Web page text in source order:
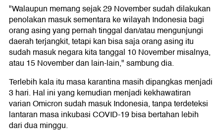
"Walaupun memang sejak 29 November sudah dilakukan
penolakan masuk sementara ke wilayah Indonesia bagi
orang asing yang pernah tinggal dan/atau mengunjungi
daerah terjangkit, tetapi kan bisa saja orang asing itu
sudah masuk negara kita tanggal 10 November misalnya,
atau 15 November dan lain-lain," sambung dia.
Terlebih kala itu masa karantina masih dipangkas menjadi
3 hari. Hal ini yang kemudian menjadi kekhawatiran
varian Omicron sudah masuk Indonesia, tanpa terdeteksi
lantaran masa inkubasi COVID-19 bisa bertahan lebih
dari dua minggu.